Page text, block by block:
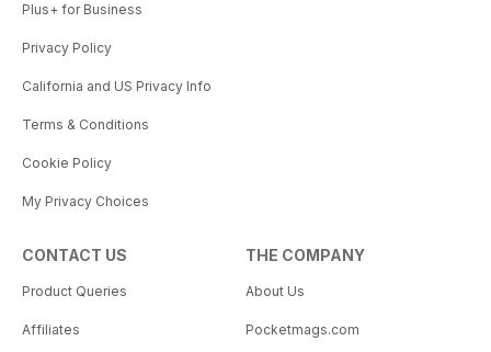
Plus+ for Business
Privacy Policy
California and US Privacy Info
Terms & Conditions
Cookie Policy
My Privacy Choices
CONTACT US
Product Queries
Affiliates
THE COMPANY
About Us
Pocketmags.com